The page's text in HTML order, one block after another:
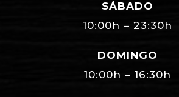
SÁBADO
10:00h – 23:30h
DOMINGO
10:00h – 16:30h